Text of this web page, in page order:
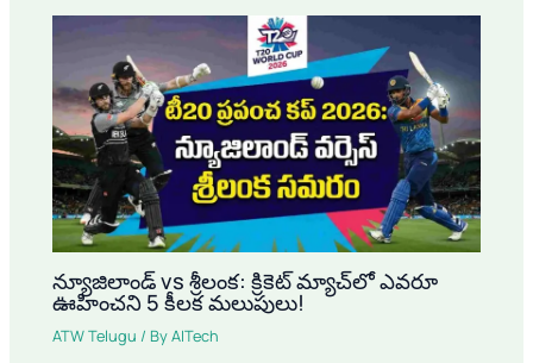
న్యూజిలాండ్ vs శ్రీలంక: క్రికెట్ మ్యాచ్‌లో ఎవరూ
ఊహించని 5 కీలక మలుపులు!
ATW Telugu / ByAITech